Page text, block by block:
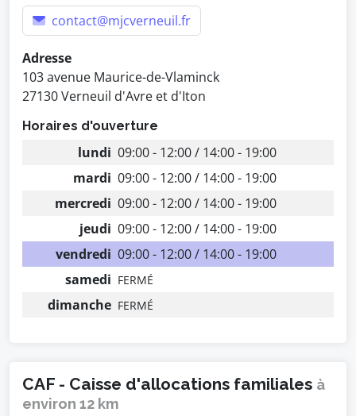
contact@mjcverneuil.fr
Adresse
103 avenue Maurice-de-Vlaminck
27130 Verneuil d'Avre et d'Iton
Horaires d'ouverture
lundi 09:00 - 12:00 / 14:00 - 19:00
mardi 09:00 - 12:00 / 14:00 - 19:00
mercredi 09:00 - 12:00 / 14:00 - 19:00
jeudi 09:00 - 12:00 / 14:00 - 19:00
vendredi 09:00 - 12:00 / 14:00 - 19:00
samedi FERMÉ
dimanche FERMÉ
CAF - Caisse d'allocations familiales à
environ 12 km